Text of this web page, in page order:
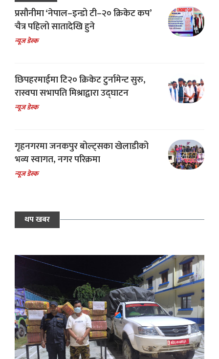
प्रसौनीमा ‘नेपाल–इन्डो टी–२० क्रिकेट कप’
चैत्र पहिलो सातादेखि हुने
न्यूज डेस्क
छिपहरमाईमा टि२० क्रिकेट टुर्नामेन्ट सुरु,
रास्वपा सभापति मिश्राद्वारा उद्घाटन
न्यूज डेस्क
गृहनगरमा जनकपुर बोल्ट्सका खेलाडीको
भव्य स्वागत, नगर परिक्रमा
न्यूज डेस्क
थप खबर